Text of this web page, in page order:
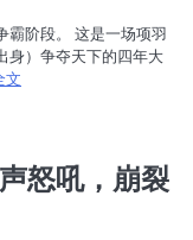
霸阶段。 这是一场项羽
身）争夺天下的四年大
文
怒吼，崩裂